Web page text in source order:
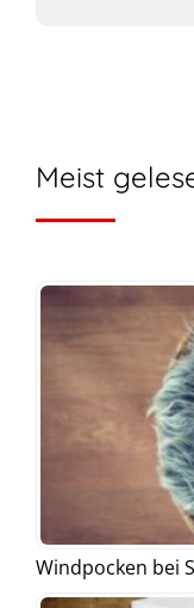
Meist
Windpocken bei